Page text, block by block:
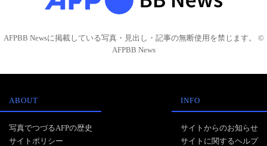
AFPBB Newsに掲載している写真・見出し・記事の無断使用を禁じます。 ©
AFPBB News
ABOUT
写真でつづるAFPの歴史
サイトポリシー
INFO
サイトからのお知らせ
サイトに関するヘルプ